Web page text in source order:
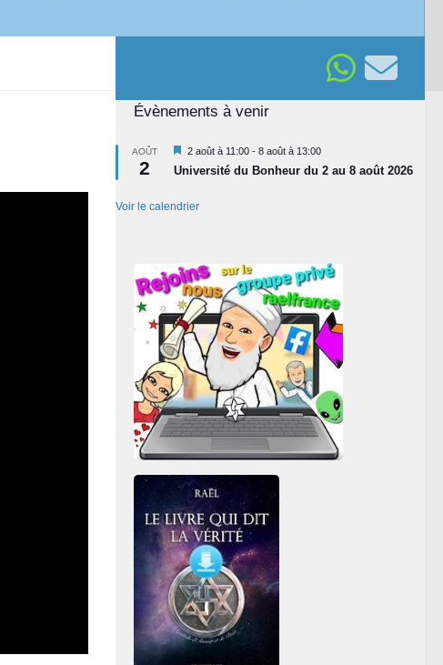
Évènements à venir
AOÛT
2
Mis
en
avant
2 août à 11:00 - 8 août à 13:00
Université du Bonheur du 2 au 8 août 2026
Voir le calendrier